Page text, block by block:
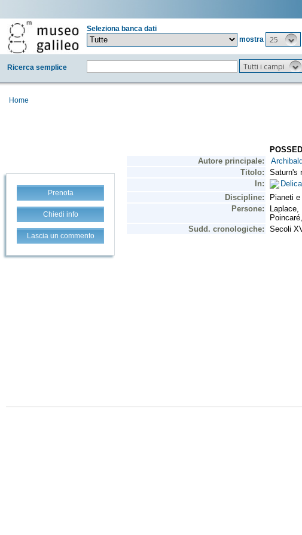
Seleziona banca dati
mostra
25
Ricerca semplice Tutti i campi
Home
Prenota
Chiedi info
Lascia un commento